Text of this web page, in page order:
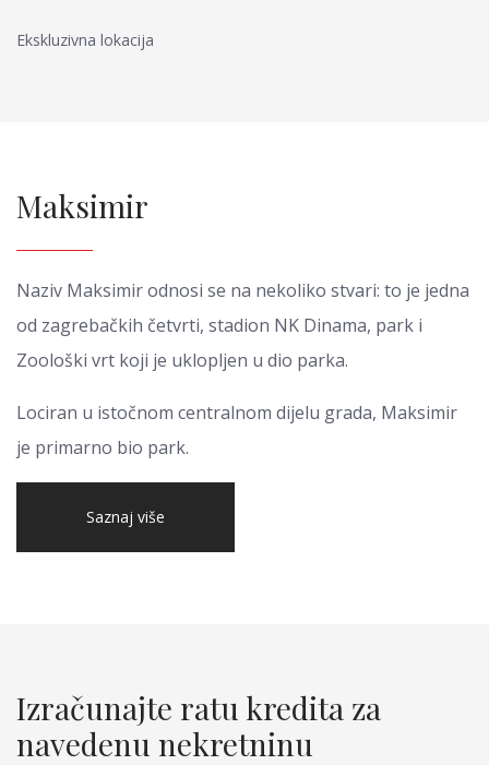
Ekskluzivna lokacija
Maksimir
Naziv Maksimir odnosi se na nekoliko stvari: to je jedna
od zagrebačkih četvrti, stadion NK Dinama, park i
Zoološki vrt koji je uklopljen u dio parka.
Lociran u istočnom centralnom dijelu grada, Maksimir
je primarno bio park.
Saznaj više
Izračunajte ratu kredita za
navedenu nekretninu